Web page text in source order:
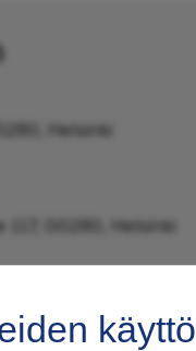
Helsinki
00280, Helsinki
käyttö